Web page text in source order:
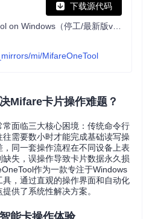
下载源代码
mi/MifareOneTool
Mifare卡片操作难题？
面临三大核心困境：传统命令行
需要数小时才能完成基础读写操
同一套操作流程在不同设备上表
失，误操作导致卡片数据永久损
作为一款专注于Windows
，通过直观的操作界面和自动化
供了系统性解决方案。
能卡操作体验